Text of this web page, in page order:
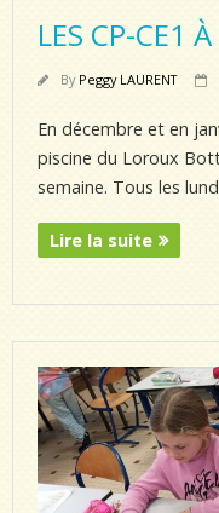
LES CP-CE1 À
By Peggy LAURENT
En décembre et en
piscine du Loroux
semaine. Tous les
Lire la suite